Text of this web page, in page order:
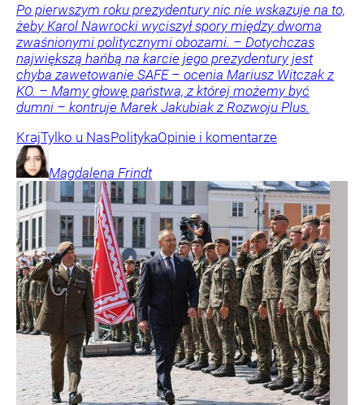
Po pierwszym roku prezydentury nic nie wskazuje na to,
żeby Karol Nawrocki wyciszył spory między dwoma
zwaśnionymi politycznymi obozami. – Dotychczas
największą hańbą na karcie jego prezydentury jest
chyba zawetowanie SAFE – ocenia Mariusz Witczak z
KO. – Mamy głowę państwa, z której możemy być
dumni – kontruje Marek Jakubiak z Rozwoju Plus.
KrajTylko u NasPolitykaOpinie i komentarze
Magdalena Frindt